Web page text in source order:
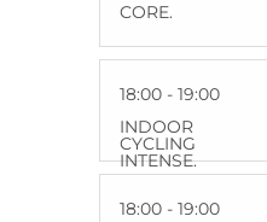
CORE.
18:00 - 19:00
INDOOR
CYCLING
INTENSE.
18:00 - 19:00